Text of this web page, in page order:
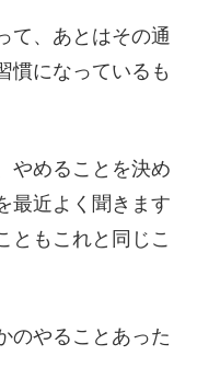
て、あとはその通
慣になっているも
やめることを決め
最近よく聞きます
ともこれと同じこ
のやることあった